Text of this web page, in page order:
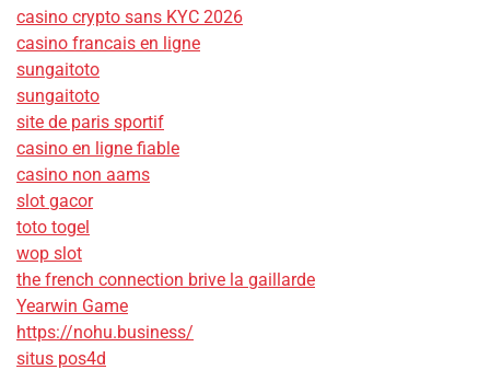
casino crypto sans KYC 2026
casino francais en ligne
sungaitoto
sungaitoto
site de paris sportif
casino en ligne fiable
casino non aams
slot gacor
toto togel
wop slot
the french connection brive la gaillarde
Yearwin Game
https://nohu.business/
situs pos4d